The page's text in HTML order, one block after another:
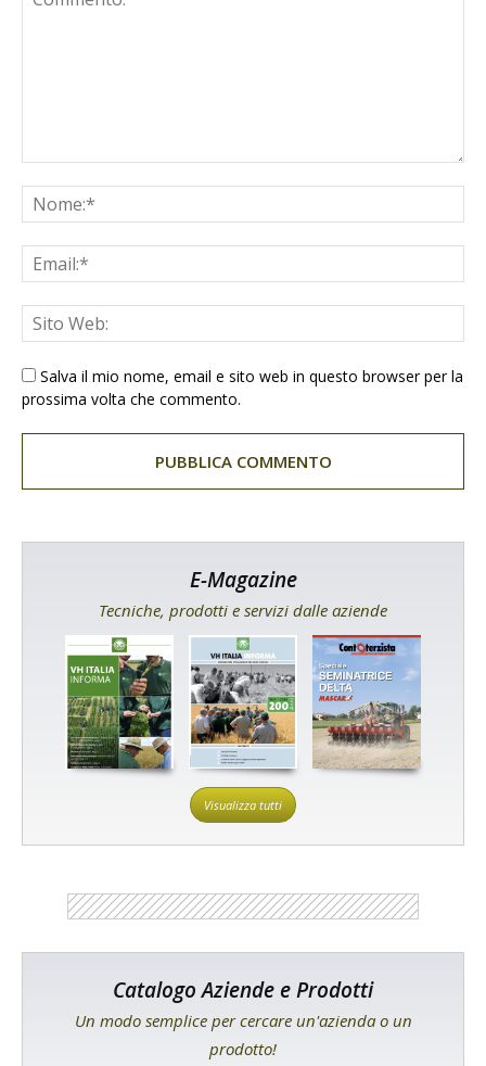
Salva il mio nome, email e sito web in questo browser per la
prossima volta che commento.
E-Magazine
Tecniche, prodotti e servizi dalle aziende
Visualizza tutti
Catalogo Aziende e Prodotti
Un modo semplice per cercare un'azienda o un
prodotto!